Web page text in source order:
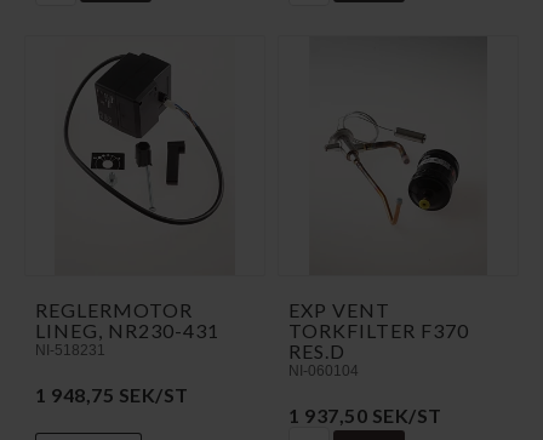
REGLERMOTOR
LINEG, NR230-431
NI-518231
1 948,75 SEK/ST
EXP VENT
TORKFILTER F370
RES.D
NI-060104
1 937,50 SEK/ST